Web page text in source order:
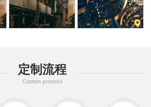
定制流程
Custom process